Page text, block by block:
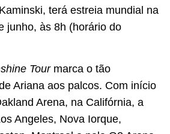
terá estreia mundial na
junho, às 8h (horário do
Tourmarca o tão
Ariana aos palcos. Com início
Arena, na Califórnia, a
Angeles, Nova Iorque,